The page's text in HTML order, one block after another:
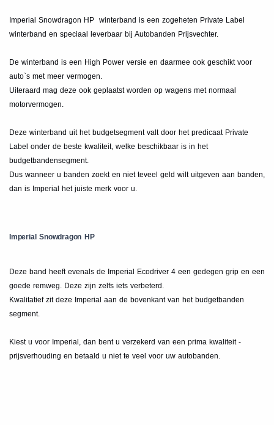
Imperial Snowdragon HP winterband is een zogeheten Private Label
winterband en speciaal leverbaar bij Autobanden Prijsvechter.
De winterband is een High Power versie en daarmee ook geschikt voor
auto`s met meer vermogen.
Uiteraard mag deze ook geplaatst worden op wagens met normaal
motorvermogen.
Deze winterband uit het budgetsegment valt door het predicaat Private
Label onder de beste kwaliteit, welke beschikbaar is in het
budgetbandensegment.
Dus wanneer u banden zoekt en niet teveel geld wilt uitgeven aan banden,
dan is Imperial het juiste merk voor u.
Imperial Snowdragon HP
Deze band heeft evenals de Imperial Ecodriver 4 een gedegen grip en een
goede remweg. Deze zijn zelfs iets verbeterd.
Kwalitatief zit deze Imperial aan de bovenkant van het budgetbanden
segment.
Kiest u voor Imperial, dan bent u verzekerd van een prima kwaliteit -
prijsverhouding en betaald u niet te veel voor uw autobanden.